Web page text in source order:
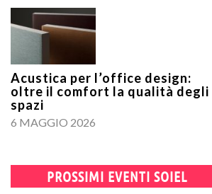
Acustica per l’office design:
oltre il comfort la qualità degli
spazi
6 MAGGIO 2026
PROSSIMI EVENTI SOIEL